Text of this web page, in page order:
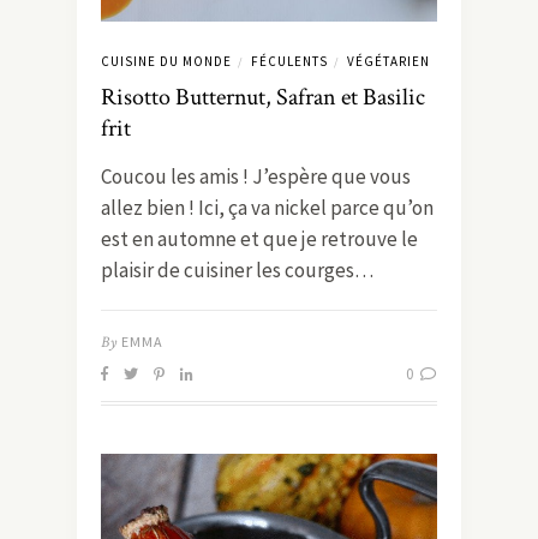
CUISINE DU MONDE / FÉCULENTS / VÉGÉTARIEN
Risotto Butternut, Safran et Basilic
frit
Coucou les amis ! J’espère que vous
allez bien ! Ici, ça va nickel parce qu’on
est en automne et que je retrouve le
plaisir de cuisiner les courges…
By EMMA
0